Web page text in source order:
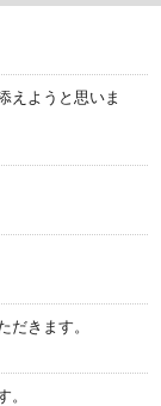
えようと思いま
だきます。
。